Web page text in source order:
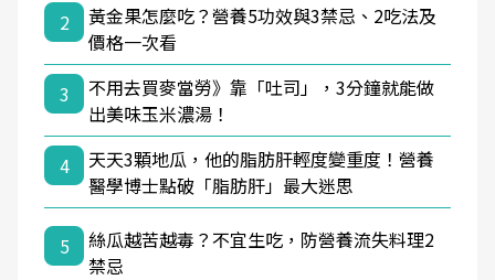
2
黃金果怎麼吃？營養5功效與3禁忌、2吃法及
價格一次看
3
不用去買麥當勞》靠「吐司」，3分鐘就能做
出美味玉米濃湯！
4
天天3顆地瓜，他的脂肪肝輕度變重度！營養
醫學博士點破「脂肪肝」最大迷思
5
絲瓜越苦越毒？不宜生吃，防營養流失料理2
禁忌